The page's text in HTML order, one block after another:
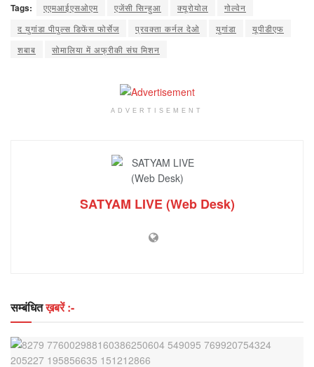
Tags: एएमआईएसओएम एजेंसी सिन्हुआ क्यूरोयोल
गोल्वेन
द युगांडा पीपुल्स डिफेंस फोर्सेज
प्रवक्ता कर्नल देओ युगांडा
यूपीडीएफ
शबाब
सोमालिया में अफ्रीकी संघ मिशन
ADVERTISEMENT
SATYAM LIVE (Web Desk)
सम्बंधितख़बरें :-